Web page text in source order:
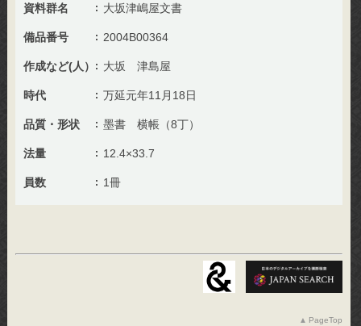
資料群名 大坂津嶋屋文書
備品番号 2004B00364
作成など(人） 大坂 津島屋
時代 万延元年11月18日
品質・形状 墨書 横帳（8丁）
法量 12.4×33.7
員数 1冊
PageTop